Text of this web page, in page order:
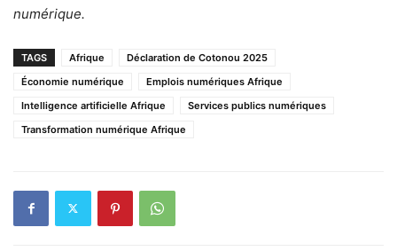
numérique.
TAGS Afrique
Déclaration de Cotonou 2025
Économie numérique
Emplois numériques Afrique
Intelligence artificielle Afrique
Services publics numériques
Transformation numérique Afrique